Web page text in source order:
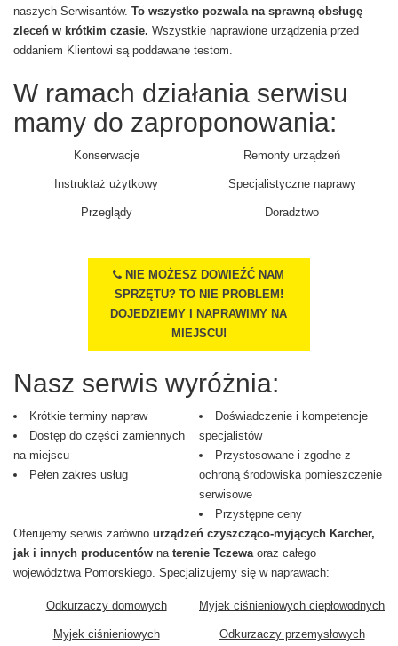
naszych Serwisantów. To wszystko pozwala na sprawną obsługę
zleceń w krótkim czasie. Wszystkie naprawione urządzenia przed
oddaniem Klientowi są poddawane testom.
W ramach działania serwisu
mamy do zaproponowania:
Remonty urządzeń
Specjalistyczne naprawy
Doradztwo
Konserwacje
Instruktaż użytkowy
Przeglądy
NIE MOŻESZ DOWIEŹĆ NAM
SPRZĘTU? TO NIE PROBLEM!
DOJEDZIEMY I NAPRAWIMY NA
MIEJSCU!
Nasz serwis wyróżnia:
Doświadczenie i kompetencje
specjalistów
Przystosowane i zgodne z
ochroną środowiska pomieszczenie
serwisowe
Przystępne ceny
Krótkie terminy napraw
Dostęp do części zamiennych
na miejscu
Pełen zakres usług
Oferujemy serwis zarówno urządzeń czyszcząco-myjących Karcher,
jak i innych producentów na terenie Tczewaoraz całego
województwa Pomorskiego. Specjalizujemy się w naprawach:
Odkurzaczy domowych
Myjek ciśnieniowych
Myjek ciśnieniowych ciepłowodnych
Odkurzaczy przemysłowych